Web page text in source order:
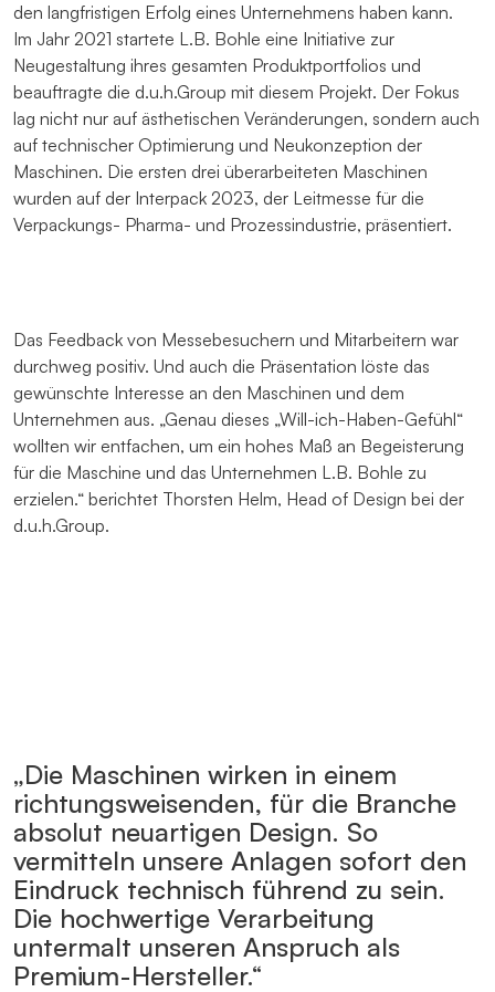
den langfristigen Erfolg eines Unternehmens haben kann.
Im Jahr 2021 startete L.B. Bohle eine Initiative zur
Neugestaltung ihres gesamten Produktportfolios und
beauftragte die d.u.h.Group mit diesem Projekt. Der Fokus
lag nicht nur auf ästhetischen Veränderungen, sondern auch
auf technischer Optimierung und Neukonzeption der
Maschinen. Die ersten drei überarbeiteten Maschinen
wurden auf der Interpack 2023, der Leitmesse für die
Verpackungs- Pharma- und Prozessindustrie, präsentiert.
Das Feedback von Messebesuchern und Mitarbeitern war
durchweg positiv. Und auch die Präsentation löste das
gewünschte Interesse an den Maschinen und dem
Unternehmen aus. „Genau dieses „Will-ich-Haben-Gefühl“
wollten wir entfachen, um ein hohes Maß an Begeisterung
für die Maschine und das Unternehmen L.B. Bohle zu
erzielen.“ berichtet Thorsten Helm, Head of Design bei der
d.u.h.Group.
„Die Maschinen wirken in einem
richtungsweisenden, für die Branche
absolut neuartigen Design. So
vermitteln unsere Anlagen sofort den
Eindruck technisch führend zu sein.
Die hochwertige Verarbeitung
untermalt unseren Anspruch als
Premium-Hersteller.“